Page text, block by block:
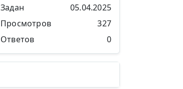
Задан
05.04.2025
Просмотров
327
Ответов
0